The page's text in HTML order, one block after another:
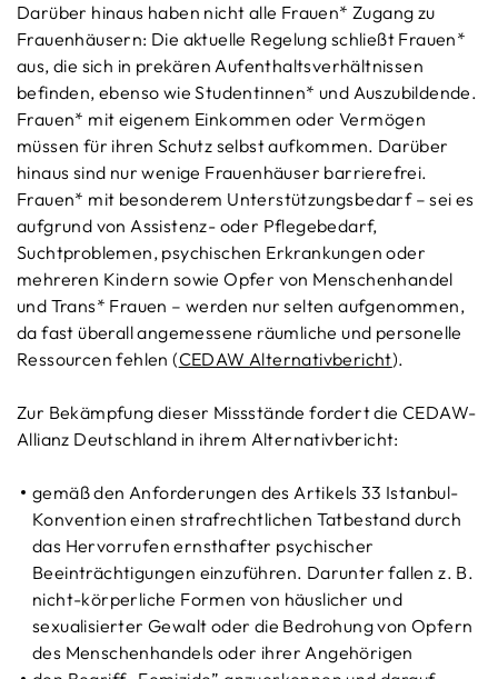
Darüber hinaus haben nicht alle Frauen* Zugang zu
Frauenhäusern: Die aktuelle Regelung schließt Frauen*
aus, die sich in prekären Aufenthaltsverhältnissen
befinden, ebenso wie Studentinnen* und Auszubildende.
Frauen* mit eigenem Einkommen oder Vermögen
müssen für ihren Schutz selbst aufkommen. Darüber
hinaus sind nur wenige Frauenhäuser barrierefrei.
Frauen* mit besonderem Unterstützungsbedarf – sei es
aufgrund von Assistenz- oder Pflegebedarf,
Suchtproblemen, psychischen Erkrankungen oder
mehreren Kindern sowie Opfer von Menschenhandel
und Trans* Frauen – werden nur selten aufgenommen,
da fast überall angemessene räumliche und personelle
Ressourcen fehlen (CEDAW Alternativbericht).
Zur Bekämpfung dieser Missstände fordert die CEDAW-
Allianz Deutschland in ihrem Alternativbericht:
gemäß den Anforderungen des Artikels 33 Istanbul-
Konvention einen strafrechtlichen Tatbestand durch
das Hervorrufen ernsthafter psychischer
Beeinträchtigungen einzuführen. Darunter fallen z. B.
nicht-körperliche Formen von häuslicher und
sexualisierter Gewalt oder die Bedrohung von Opfern
des Menschenhandels oder ihrer Angehörigen